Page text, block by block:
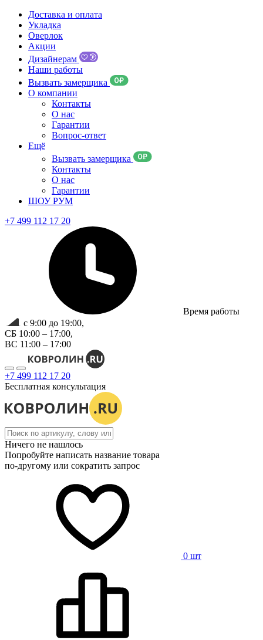
Доставка и оплата
Укладка
Оверлок
Акции
Дизайнерам
Наши работы
Вызвать замерщика
О компании
Контакты
О нас
Гарантии
Вопрос-ответ
Ещё
Вызвать замерщика
Контакты
О нас
Гарантии
ШОУ РУМ
+7 499 112 17 20
Время работы
с 9:00 до 19:00,
СБ 10:00 – 17:00,
ВС 11:00 – 17:00
+7 499 112 17 20
Бесплатная консультация
Ничего не нашлось
Попробуйте написать название товара
по-другому или сократить запрос
0 шт